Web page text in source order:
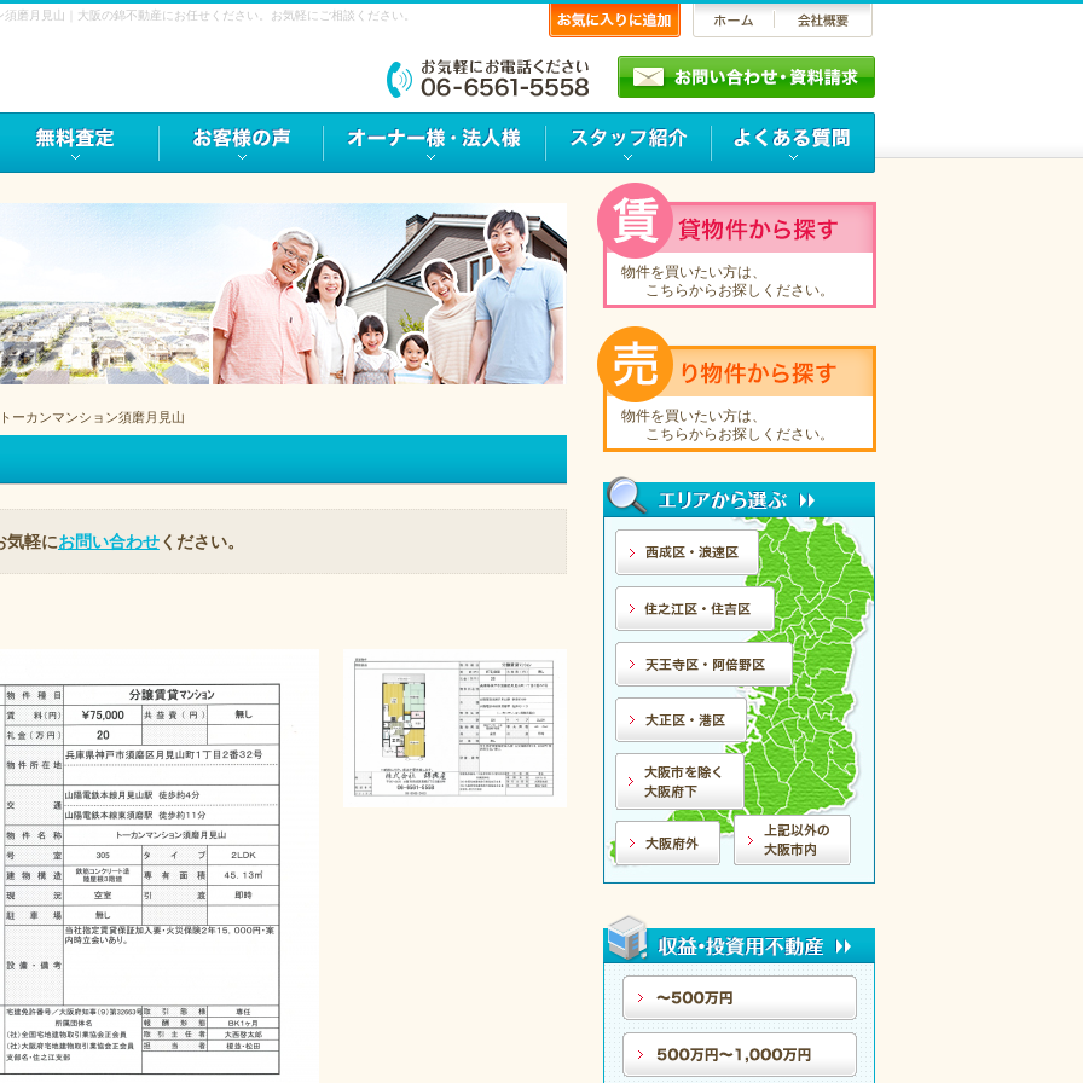
磨月見山｜大阪の錦不動産にお任せください。お気軽にご相談ください。
トーカンマンション須磨月見山
気軽にお問い合わせください。
物件を買いたい方は、
こちらからお探しください。
物件を買いたい方は、
こちらからお探しください。